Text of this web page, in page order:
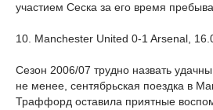
участием Сеска за его время
10. Manchester United 0-1 Arsenal,
Сезон 2006/07 трудно назвать
не менее, сентябрьская поездка в
Траффорд оставила приятные